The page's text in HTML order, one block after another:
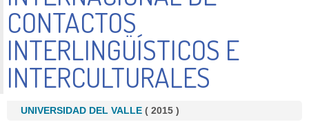
CONTACTOS
INTERLINGÜÍSTICOS E
INTERCULTURALES
UNIVERSIDAD DEL VALLE ( 2015 )